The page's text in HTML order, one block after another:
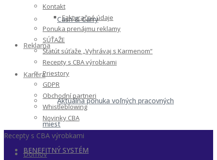
Cash & Carry
Reklama
Kariéra
Aktuálna ponuka voľných pracovných
miest
BENEFITNÝ SYSTÉM
Kontakt
Fakturačné údaje
Ponuka prenájmu reklamy
SÚŤAŽE
Štatút súťaže „Vyhrávaj s Karmenom“
Recepty s CBA výrobkami
Priestory
GDPR
Obchodní partneri
Whistleblowing
Novinky CBA
Recepty s CBA výrobkami
Domov